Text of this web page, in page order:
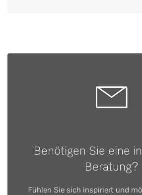
Benötigen Sie eine
Beratung?
Fühlen Sie sich inspiriert und